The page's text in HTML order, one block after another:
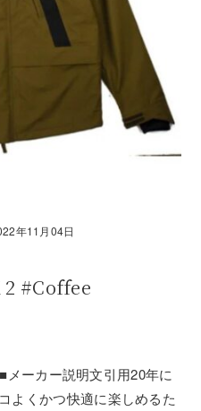
年11月04日
2 #Coffee
ーカー説明文引用20年に
よくかつ快適に楽しめるた